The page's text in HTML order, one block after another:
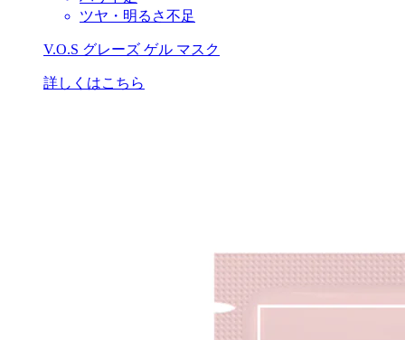
ツヤ・明るさ不足
V.O.S グレーズ ゲル マスク
詳しくはこちら